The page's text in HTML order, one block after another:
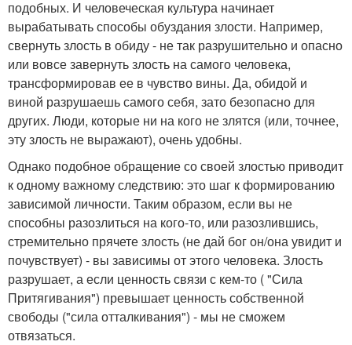
подобных. И человеческая культура начинает
вырабатывать способы обуздания злости. Например,
свернуть злость в обиду - не так разрушительно и опасно
или вовсе завернуть злость на самого человека,
трансформировав ее в чувство вины. Да, обидой и
виной разрушаешь самого себя, зато безопасно для
других. Люди, которые ни на кого не злятся (или, точнее,
эту злость не выражают), очень удобны.
Однако подобное обращение со своей злостью приводит
к одному важному следствию: это шаг к формированию
зависимой личности. Таким образом, если вы не
способны разозлиться на кого-то, или разозлившись,
стремительно прячете злость (не дай бог он/она увидит и
почувствует) - вы зависимы от этого человека. Злость
разрушает, а если ценность связи с кем-то ( "Сила
Притягивания") превышает ценность собственной
свободы ("сила отталкивания") - мы не сможем
отвязаться.